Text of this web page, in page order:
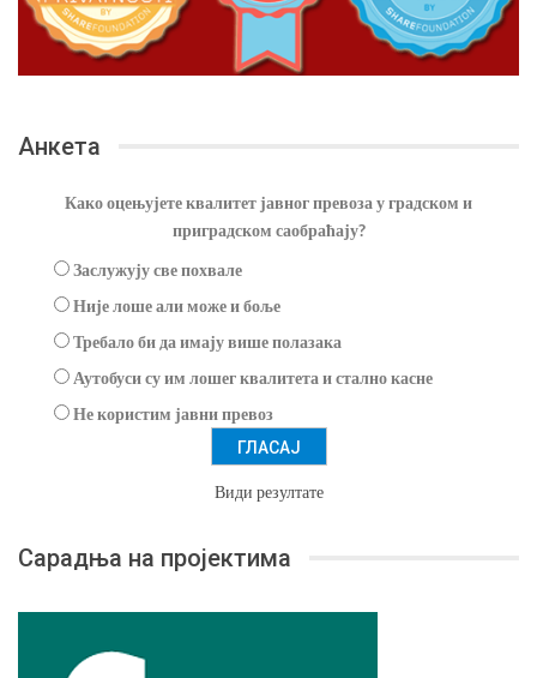
Анкета
Како оцењујете квалитет јавног превоза у градском и
приградском саобраћају?
Заслужују све похвале
Није лоше али може и боље
Требало би да имају више полазака
Аутобуси су им лошег квалитета и стално касне
Не користим јавни превоз
Види резултате
Сарадња на пројектима